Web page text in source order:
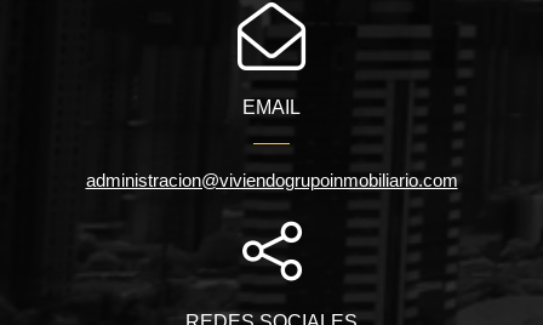
EMAIL
administracion@viviendogrupoinmobiliario.com